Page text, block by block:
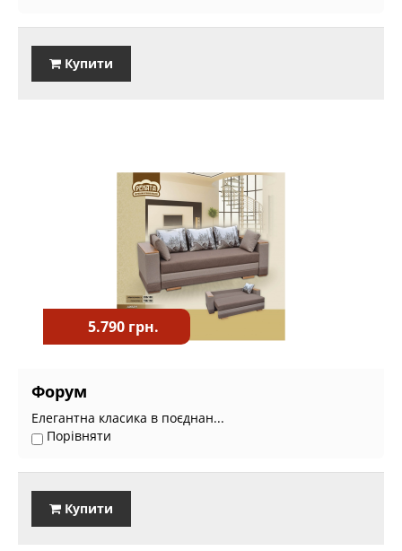
Купити
5.790 грн.
Форум
Елегантна класика в поєднан...
Порівняти
Купити